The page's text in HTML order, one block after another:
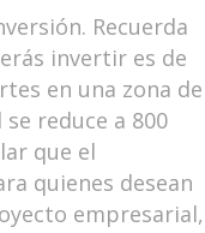
Recuerda
invertir es de
en una zona de
reduce a 800
que el
quienes desean
empresarial,